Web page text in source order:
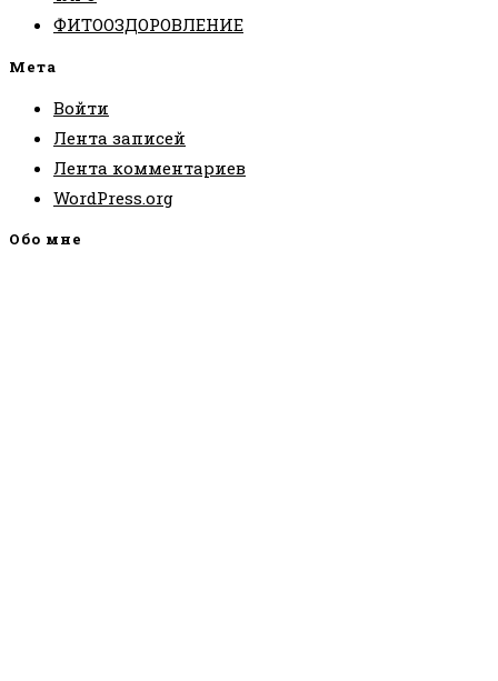
ФИТООЗДОРОВЛЕНИЕ
Мета
Войти
Лента записей
Лента комментариев
WordPress.org
Обо мне